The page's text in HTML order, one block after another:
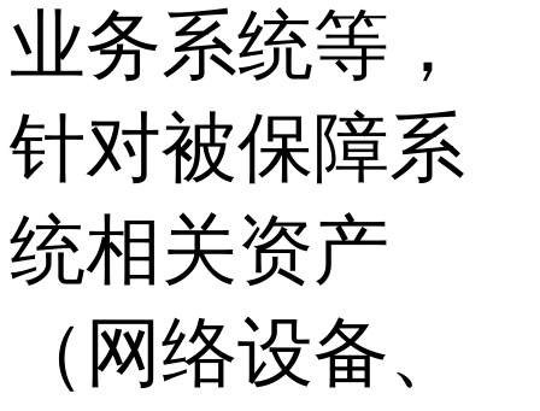
业务系统等，
针对被保障系
统相关资产
（网络设备、